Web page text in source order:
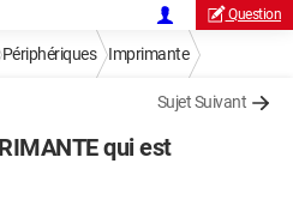
Question
Périphériques Imprimante
Sujet Suivant
qui est